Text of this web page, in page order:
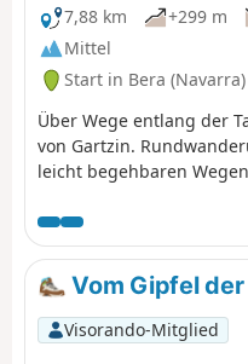
7,88 km
+299 m
Mittel
Start in Bera (Navarra)
Über Wege entlang der
von Gartzin.
leicht begehbaren
Vom Gipfel der
Visorando-Mitglied